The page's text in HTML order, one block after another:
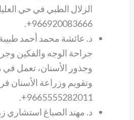
الزلال الطبي في حي
966920083666+.
د. عائشة محمد أحمد
جراحة الوجه والفكين
وجذور الأسنان، تعمل
وتقويم وزراعة الأسنان
9665555282011+.
د. مهند الصباغ استشاري